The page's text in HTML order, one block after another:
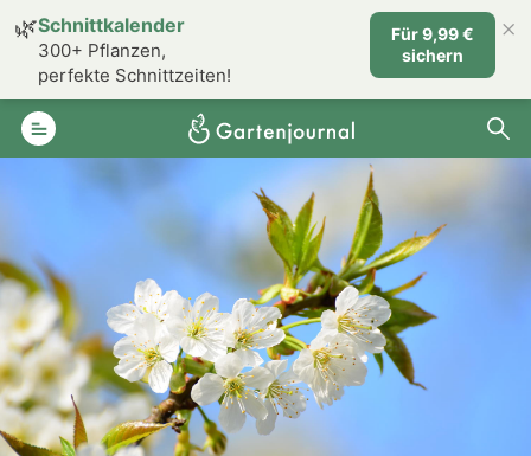
🌿Schnittkalender
300+ Pflanzen,
perfekte Schnittzeiten!
Für 9,99 €
sichern
×